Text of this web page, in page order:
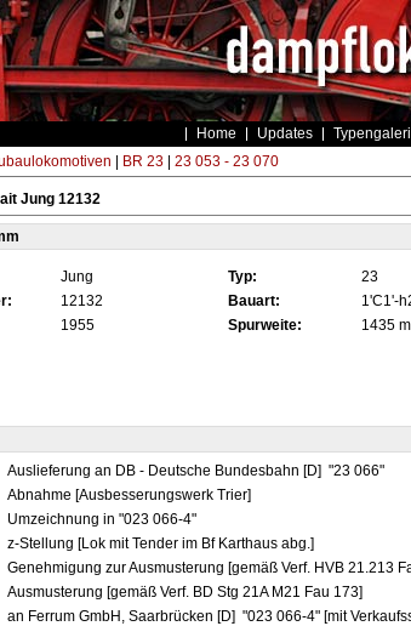
Home Updates
BR 23| 23 053 - 23 070
Jung 12132
Jung Typ: 23
12132 Bauart: 1'C1'-
1955 Spurweite:
1435
Auslieferung an DB - Deutsche Bundesbahn [D] "23 066"
Abnahme [Ausbesserungswerk Trier]
Umzeichnung in "023 066-4"
z-Stellung [Lok mit Tender im Bf Karthaus abg.]
Genehmigung zur Ausmusterung [gemäß Verf. HVB 21.213
Ausmusterung [gemäß Verf. BD Stg 21A M21 Fau 173]
an Ferrum GmbH, Saarbrücken [D] "023 066-4" [mit